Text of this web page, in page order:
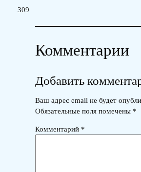
309
Комментарии
Добавить
Ваш адрес email не будет
Обязательные поля помечены *
Комментарий *